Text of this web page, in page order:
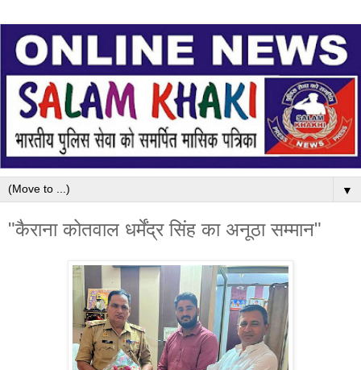
▼
"कैराना कोतवाल धर्मेंद्र सिंह का अनूठा सम्मान"